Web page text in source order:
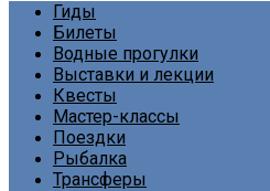
Гиды
Билеты
Водные прогулки
Выставки и лекции
Квесты
Мастер-классы
Поездки
Рыбалка
Трансферы